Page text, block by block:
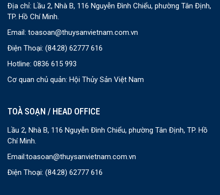
Địa chỉ: Lầu 2, Nhà B, 116 Nguyễn Đình Chiểu, phường Tân Định,
TP. Hồ Chí Minh.
Email: toasoan@thuysanvietnam.com.vn
Điện Thoại: (84.28) 62777 616
Hotline: 0836 615 993
Cơ quan chủ quản: Hội Thủy Sản Việt Nam
TOÀ SOẠN / HEAD OFFICE
Lầu 2, Nhà B, 116 Nguyễn Đình Chiểu, phường Tân Định, TP. Hồ
Chí Minh.
Email:toasoan@thuysanvietnam.com.vn
Điện Thoại: (84.28) 62777 616